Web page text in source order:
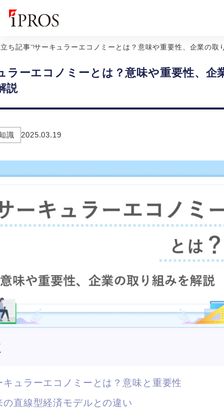
ち記事 サーキュラーエコノミーとは？意味や重要性、企業の取
ラーエコノミーとは？意味や重要性、企
説
識 2025.03.19
キュラーエコノミーとは？意味と重要性
の直線型経済モデルとの違い